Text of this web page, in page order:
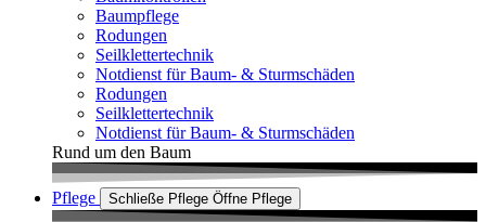
Baumpflege
Rodungen
Seilklettertechnik
Notdienst für Baum- & Sturmschäden
Rodungen
Seilklettertechnik
Notdienst für Baum- & Sturmschäden
Rund um den Baum
Pflege Schließe Pflege Öffne Pflege